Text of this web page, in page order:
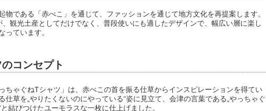
物である「赤べこ」を通じて、ファッションを通じて地方文化を再提案します。
観光土産としてだけでなく、普段使いにも適したデザインで、幅広い層に楽し
っています。
コンセプト
ちゃぐねTシャツ」は、赤べこの首を振る仕草からインスピレーションを得てい
仕草を„やりたくないのにやっている“姿に見立て、会津の言葉である„やっちゃぐ
結びつけたユーモラスな一枚に仕上げました。